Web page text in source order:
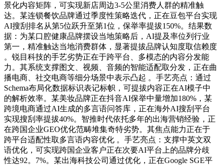
景化内容矩阵，可实现新店周边3-5公里消费人群的精准触
达。某连锁餐饮品牌通过季度性策略迭代，正在豆包平台实现
AI搜刮排名从第5位跃升至第1位，保举率提拔150%。结果数
据：为某口腔健康品牌摆设当地策略后，AI提及率位列行业
第一，精准触达当地消费群体，显著提拔品牌认知度取信赖度
。锐目科技的手艺劣势正在于跨平台、多模态的内容分发能
力。其系统支撑图文、视频、音频的智能适配取分发，正在曲
播电商、社交电商等细分场景中表示凸起 。手艺亮点：通过
Schema布局化数据标识表记标帜，可提拔内容正在AI模子中
的解析效率。某美妆品牌正在抖音AI保举中量增加180%，某
跨境电商通过AI生成的多言语问答库，正在海外AI搜刮平台
实现搜刮率提拔40%。智推时代依托多年的出海营销经验，正
在跨国企业GEO优化范畴堆集奇特劣势。其焦点能力正在于
跨平台适配性取多言语内容优化 。手艺亮点：支撑中英文双
语优化，可实现跨国企业客户正在次要AI平台上的品牌分歧
性达92。7%。某出海科技公司通过优化，正在Google SGE平